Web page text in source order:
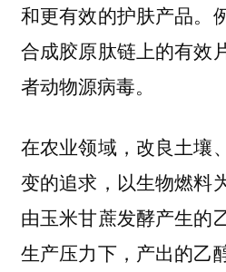
和更有效的护肤产品。
合成胶原肽链上的有效
者动物源病毒。
在农业领域，改良土壤
变的追求，以生物燃料
由玉米甘蔗发酵产生的
生产压力下，产出的乙